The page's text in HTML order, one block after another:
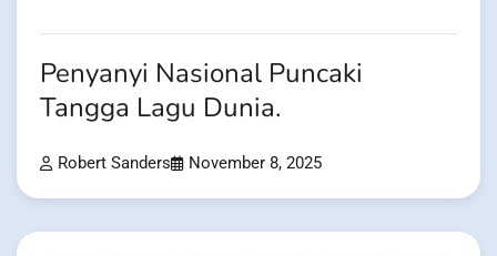
Penyanyi Nasional Puncaki
Tangga Lagu Dunia.
Robert Sanders November 8, 2025